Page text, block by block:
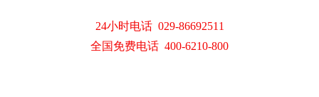
24小时电话 029-86692511
全国免费电话 400-6210-800